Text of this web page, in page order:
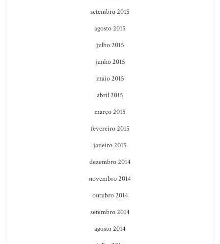
setembro 2015
agosto 2015
julho 2015
junho 2015
maio 2015
abril 2015
março 2015
fevereiro 2015
janeiro 2015
dezembro 2014
novembro 2014
outubro 2014
setembro 2014
agosto 2014